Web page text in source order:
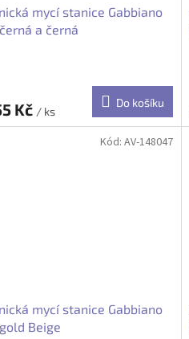
mycí stanice Gabbiano
a černá
Kč / ks
Do košíku
mycí stanice Gabbiano
Beige
Kód: AV-148047